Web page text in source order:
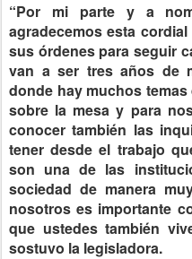
“Por mi parte y a
agradecemos esta
sus órdenes para seguir
van a ser tres años de
donde hay muchos
sobre la mesa y para
conocer también las
tener desde el trabajo
son una de las
sociedad de manera
nosotros es importante
que ustedes también
sostuvo la legisladora.